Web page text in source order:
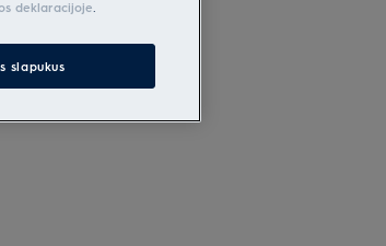
deklaracijoje.
slapukus